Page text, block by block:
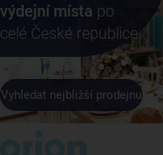
výdejní místa po
celé České republice
Vyhledat nejbližší prodejnu